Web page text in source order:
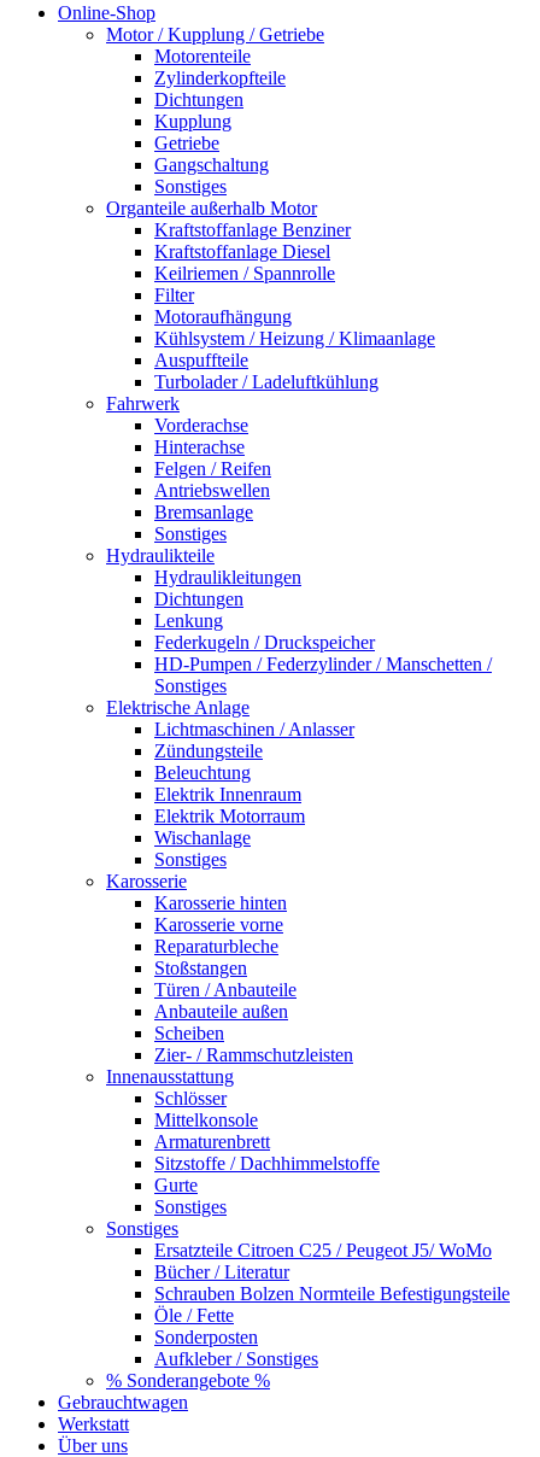
Online-Shop
Motor / Kupplung / Getriebe
Motorenteile
Zylinderkopfteile
Dichtungen
Kupplung
Getriebe
Gangschaltung
Sonstiges
Organteile außerhalb Motor
Kraftstoffanlage Benziner
Kraftstoffanlage Diesel
Keilriemen / Spannrolle
Filter
Motoraufhängung
Kühlsystem / Heizung / Klimaanlage
Auspuffteile
Turbolader / Ladeluftkühlung
Fahrwerk
Vorderachse
Hinterachse
Felgen / Reifen
Antriebswellen
Bremsanlage
Sonstiges
Hydraulikteile
Hydraulikleitungen
Dichtungen
Lenkung
Federkugeln / Druckspeicher
HD-Pumpen / Federzylinder / Manschetten /
Sonstiges
Elektrische Anlage
Lichtmaschinen / Anlasser
Zündungsteile
Beleuchtung
Elektrik Innenraum
Elektrik Motorraum
Wischanlage
Sonstiges
Karosserie
Karosserie hinten
Karosserie vorne
Reparaturbleche
Stoßstangen
Türen / Anbauteile
Anbauteile außen
Scheiben
Zier- / Rammschutzleisten
Innenausstattung
Schlösser
Mittelkonsole
Armaturenbrett
Sitzstoffe / Dachhimmelstoffe
Gurte
Sonstiges
Sonstiges
Ersatzteile Citroen C25 / Peugeot J5/ WoMo
Bücher / Literatur
Schrauben Bolzen Normteile Befestigungsteile
Öle / Fette
Sonderposten
Aufkleber / Sonstiges
% Sonderangebote %
Gebrauchtwagen
Werkstatt
Über uns